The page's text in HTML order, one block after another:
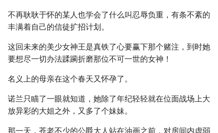
不再耿耿于怀的某人也学会了什么叫忍辱负重，有条不紊的
丰满着自己的信徒扩招计划。
这回未来的美少女神王是真铁了心要赢下那个赌注，到时她
要想尽一切办法蹂躏折磨那位不可一世的女神！
名义上的母亲在这个春天又怀孕了。
诺兰只瞄了一眼就知道，她除了年纪轻轻就在位面战场上大
放异彩的大姐之外，又多了个妹妹。
那一天，苍老不少的公爵大人站在油画之前，对房间内虚弱